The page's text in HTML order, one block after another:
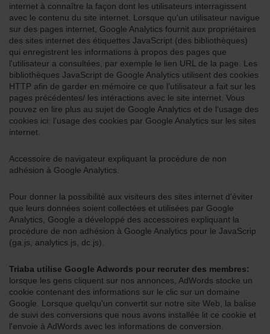
internet à connaître la façon dont les utilisateurs interragissent
avec le contenu du site internet. Lorsque qu'un utilisateur navigue
sur des pages internet, Google Analytics fournit aux propriétaires
des sites internet des étiquettes JavaScript (des bibliothèques)
qui enregistrent les informations à propos des pages que
l'utilisateur a consultées, par exemple le lien URL de la page. Les
bibliothèques JavaScript de Google Analytics utilisent des cookies
HTTP afin de garder en mémoire ce que l'utilisateur a fait sur les
pages précédentes/ les intéractions avec le site internet. Vous
pouvez en lire plus au sujet de Google Analytics et de l'usage des
cookies ici: l'usage des cookies par Google Analytics sur les sites
internet.
Accessoire de navigateur expliquant la procédure de non
adhésion à Google Analytics.
Pour donner la possibilité aux visiteurs des sites internet d'éviter
que leurs données soient collectées et utilisées par Google
Analytics, Google a développé des accessoires expliquant la
procédure de non adhésion à Google Analytics pour le JavaScrip
(ga.js, analytics.js, dc.js).
Triaba utilise Google Adwords pour recruter des membres:
lorsque les gens cliquent sur nos annonces, AdWords stocke un
cookie contenant des informations sur le clic sur un domaine
Google. Lorsque quelqu'un convertit sur notre site Web, la balise
de suivi des conversions que nous avons installée lit ce cookie et
l'envoie à AdWords avec les informations de conversion.